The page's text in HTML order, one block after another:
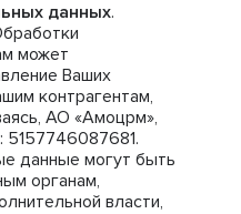
данных.
может
Ваших
контрагентам,
АО «Амоцрм»,
данные могут быть
органам,
власти,